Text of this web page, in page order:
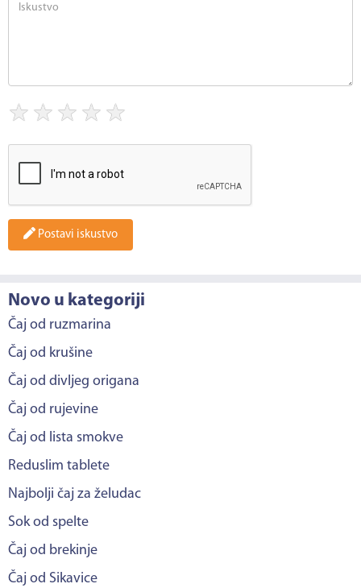
★ ★ ★ ★ ★
Postavi iskustvo
Novo u kategoriji
Čaj od ruzmarina
Čaj od krušine
Čaj od divljeg origana
Čaj od rujevine
Čaj od lista smokve
Reduslim tablete
Najbolji čaj za želudac
Sok od spelte
Čaj od brekinje
Čaj od Sikavice